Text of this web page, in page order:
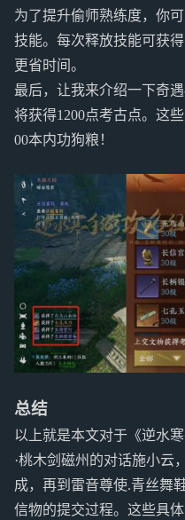
为了提升偷师熟练度，你
技能。每次释放技能可获
更省时间。
最后，让我来介绍一下奇
将获得1200点考古点。这
00本内功狗粮！
总结
以上就是本文对于《逆水
·桃木剑磁州的对话施小云
成，再到雷音尊使.青丝舞
信物的提交过程。这些具